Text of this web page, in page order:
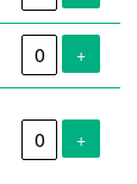
+Voeg
+Voeg